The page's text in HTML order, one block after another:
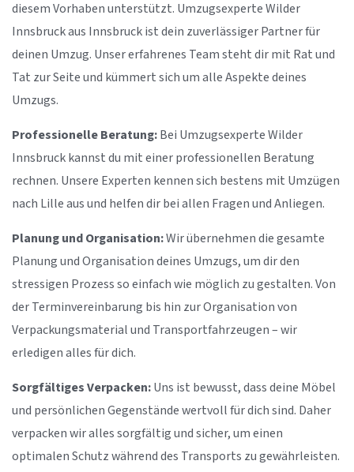
diesem Vorhaben unterstützt. Umzugsexperte Wilder
Innsbruck aus Innsbruck ist dein zuverlässiger Partner für
deinen Umzug. Unser erfahrenes Team steht dir mit Rat und
Tat zur Seite und kümmert sich um alle Aspekte deines
Umzugs.
Professionelle Beratung:Bei Umzugsexperte Wilder
Innsbruck kannst du mit einer professionellen Beratung
rechnen. Unsere Experten kennen sich bestens mit Umzügen
nach Lille aus und helfen dir bei allen Fragen und Anliegen.
Planung und Organisation:Wir übernehmen die gesamte
Planung und Organisation deines Umzugs, um dir den
stressigen Prozess so einfach wie möglich zu gestalten. Von
der Terminvereinbarung bis hin zur Organisation von
Verpackungsmaterial und Transportfahrzeugen – wir
erledigen alles für dich.
Sorgfältiges Verpacken:Uns ist bewusst, dass deine Möbel
und persönlichen Gegenstände wertvoll für dich sind. Daher
verpacken wir alles sorgfältig und sicher, um einen
optimalen Schutz während des Transports zu gewährleisten.